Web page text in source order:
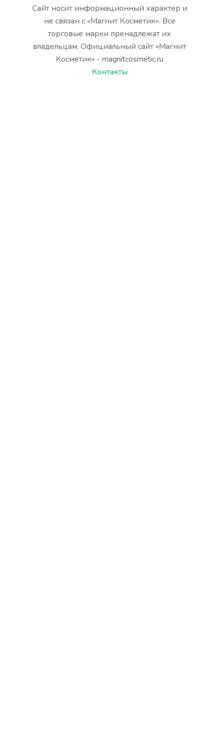
Сайт носит информационный характер и
не связан с «Магнит Косметик». Все
торговые марки пренадлежат их
владельцам. Официальный сайт «Магнит
Косметик» - magnitcosmetic.ru
Контакты